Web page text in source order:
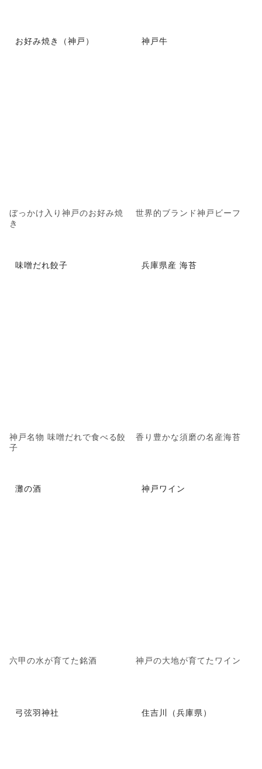
お好み焼き（神戸）
ぼっかけ入り神戸のお好み焼
き
神戸牛
世界的ブランド神戸ビーフ
味噌だれ餃子
神戸名物 味噌だれで食べる餃
子
兵庫県産 海苔
香り豊かな須磨の名産海苔
灘の酒
六甲の水が育てた銘酒
神戸ワイン
神戸の大地が育てたワイン
弓弦羽神社 住吉川（兵庫県）